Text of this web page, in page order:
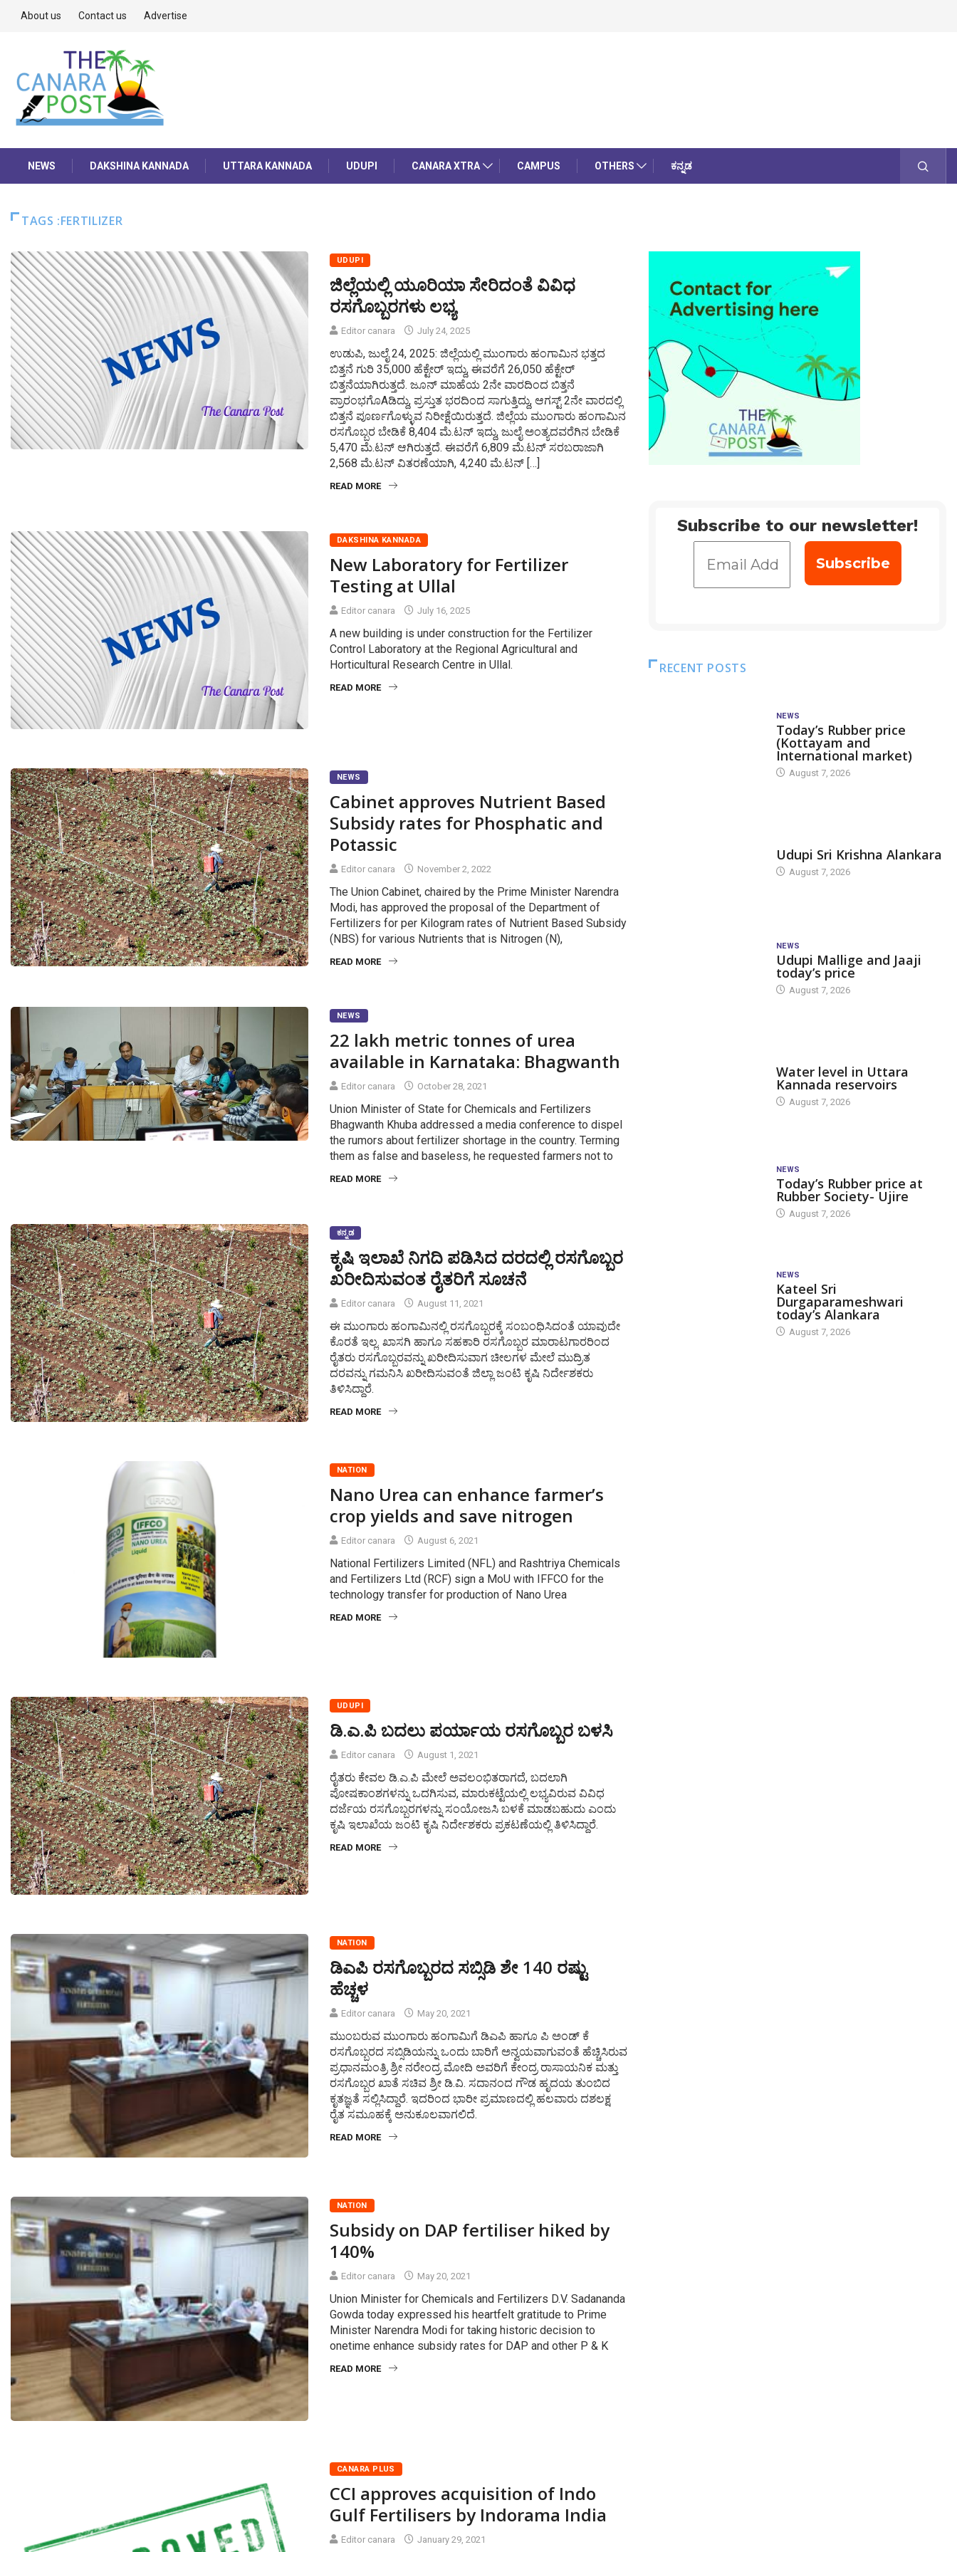
About us Contact us Advertise
NEWS DAKSHINA KANNADA UTTARA KANNADA UDUPI CANARA XTRA CAMPUS OTHERS ಕನ್ನಡ
TAGS :FERTILIZER
UDUPI
ಜಿಲ್ಲೆಯಲ್ಲಿ ಯೂರಿಯಾ ಸೇರಿದಂತೆ ವಿವಿಧ
ರಸಗೊಬ್ಬರಗಳು ಲಭ್ಯ
Editor canara July 24, 2025
ಉಡುಪಿ, ಜುಲೈ 24, 2025: ಜಿಲ್ಲೆಯಲ್ಲಿ ಮುಂಗಾರು ಹಂಗಾಮಿನ ಭತ್ತದ
ಬಿತ್ತನೆ ಗುರಿ 35,000 ಹೆಕ್ಟೇರ್ ಇದ್ದು, ಈವರೆಗೆ 26,050 ಹೆಕ್ಟೇರ್
ಬಿತ್ತನೆಯಾಗಿರುತ್ತದೆ. ಜೂನ್ ಮಾಹೆಯ 2ನೇ ವಾರದಿಂದ ಬಿತ್ತನೆ
ಪ್ರಾರಂಭಗೊAಡಿದ್ದು, ಪ್ರಸ್ತುತ ಭರದಿಂದ ಸಾಗುತ್ತಿದ್ದು, ಆಗಸ್ಟ್ 2ನೇ ವಾರದಲ್ಲಿ
ಬಿತ್ತನೆ ಪೂರ್ಣಗೊಳ್ಳುವ ನಿರೀಕ್ಷೆಯಿರುತ್ತದೆ. ಜಿಲ್ಲೆಯ ಮುಂಗಾರು ಹಂಗಾಮಿನ
ರಸಗೊಬ್ಬರ ಬೇಡಿಕೆ 8,404 ಮೆ.ಟನ್ ಇದ್ದು, ಜುಲೈ ಅಂತ್ಯದವರೆಗಿನ ಬೇಡಿಕೆ
5,470 ಮೆ.ಟನ್ ಆಗಿರುತ್ತದೆ. ಈವರೆಗೆ 6,809 ಮೆ.ಟನ್ ಸರಬರಾಜಾಗಿ
2,568 ಮೆ.ಟನ್ ವಿತರಣೆಯಾಗಿ, 4,240 ಮೆ.ಟನ್ […]
READ MORE
DAKSHINA KANNADA
New Laboratory for Fertilizer
Testing at Ullal
Editor canara July 16, 2025
A new building is under construction for the Fertilizer
Control Laboratory at the Regional Agricultural and
Horticultural Research Centre in Ullal.
READ MORE
NEWS
Cabinet approves Nutrient Based
Subsidy rates for Phosphatic and
Potassic
Editor canara November 2, 2022
The Union Cabinet, chaired by the Prime Minister Narendra
Modi, has approved the proposal of the Department of
Fertilizers for per Kilogram rates of Nutrient Based Subsidy
(NBS) for various Nutrients that is Nitrogen (N),
READ MORE
NEWS
22 lakh metric tonnes of urea
available in Karnataka: Bhagwanth
Editor canara October 28, 2021
Union Minister of State for Chemicals and Fertilizers
Bhagwanth Khuba addressed a media conference to dispel
the rumors about fertilizer shortage in the country. Terming
them as false and baseless, he requested farmers not to
READ MORE
ಕನ್ನಡ
ಕೃಷಿ ಇಲಾಖೆ ನಿಗದಿ ಪಡಿಸಿದ ದರದಲ್ಲಿ ರಸಗೊಬ್ಬರ
ಖರೀದಿಸುವಂತ ರೈತರಿಗೆ ಸೂಚನೆ
Editor canara August 11, 2021
ಈ ಮುಂಗಾರು ಹಂಗಾಮಿನಲ್ಲಿ ರಸಗೊಬ್ಬರಕ್ಕೆ ಸಂಬಂಧಿಸಿದಂತೆ ಯಾವುದೇ
ಕೊರತೆ ಇಲ್ಲ. ಖಾಸಗಿ ಹಾಗೂ ಸಹಕಾರಿ ರಸಗೊಬ್ಬರ ಮಾರಾಟಗಾರರಿಂದ
ರೈತರು ರಸಗೊಬ್ಬರವನ್ನು ಖರೀದಿಸುವಾಗ ಚೀಲಗಳ ಮೇಲೆ ಮುದ್ರಿತ
ದರವನ್ನು ಗಮನಿಸಿ ಖರೀದಿಸುವಂತೆ ಜಿಲ್ಲಾ ಜಂಟಿ ಕೃಷಿ ನಿರ್ದೇಶಕರು
ತಿಳಿಸಿದ್ದಾರೆ.
READ MORE
NATION
Nano Urea can enhance farmer’s
crop yields and save nitrogen
Editor canara August 6, 2021
National Fertilizers Limited (NFL) and Rashtriya Chemicals
and Fertilizers Ltd (RCF) sign a MoU with IFFCO for the
technology transfer for production of Nano Urea
READ MORE
UDUPI
ಡಿ.ಎ.ಪಿ ಬದಲು ಪರ್ಯಾಯ ರಸಗೊಬ್ಬರ ಬಳಸಿ
Editor canara August 1, 2021
ರೈತರು ಕೇವಲ ಡಿ.ಎ.ಪಿ ಮೇಲೆ ಅವಲಂಭಿತರಾಗದೆ, ಬದಲಾಗಿ
ಪೋಷಕಾಂಶಗಳನ್ನು ಒದಗಿಸುವ, ಮಾರುಕಟ್ಟೆಯಲ್ಲಿ ಲಭ್ಯವಿರುವ ವಿವಿಧ
ದರ್ಜೆಯ ರಸಗೊಬ್ಬರಗಳನ್ನು ಸಂಯೋಜಸಿ ಬಳಕೆ ಮಾಡಬಹುದು ಎಂದು
ಕೃಷಿ ಇಲಾಖೆಯ ಜಂಟಿ ಕೃಷಿ ನಿರ್ದೇಶಕರು ಪ್ರಕಟಣೆಯಲ್ಲಿ ತಿಳಿಸಿದ್ದಾರೆ.
READ MORE
NATION
ಡಿಎಪಿ ರಸಗೊಬ್ಬರದ ಸಬ್ಸಿಡಿ ಶೇ 140 ರಷ್ಟು
ಹೆಚ್ಚಳ
Editor canara May 20, 2021
ಮುಂಬರುವ ಮುಂಗಾರು ಹಂಗಾಮಿಗೆ ಡಿಎಪಿ ಹಾಗೂ ಪಿ ಅಂಡ್ ಕೆ
ರಸಗೊಬ್ಬರದ ಸಬ್ಸಿಡಿಯನ್ನು ಒಂದು ಬಾರಿಗೆ ಅನ್ವಯವಾಗುವಂತೆ ಹೆಚ್ಚಿಸಿರುವ
ಪ್ರಧಾನಮಂತ್ರಿ ಶ್ರೀ ನರೇಂದ್ರ ಮೋದಿ ಅವರಿಗೆ ಕೇಂದ್ರ ರಾಸಾಯನಿಕ ಮತ್ತು
ರಸಗೊಬ್ಬರ ಖಾತೆ ಸಚಿವ ಶ್ರೀ ಡಿ.ವಿ. ಸದಾನಂದ ಗೌಡ ಹೃದಯ ತುಂಬಿದ
ಕೃತಜ್ಞತೆ ಸಲ್ಲಿಸಿದ್ದಾರೆ. ಇದರಿಂದ ಭಾರೀ ಪ್ರಮಾಣದಲ್ಲಿ ಹಲವಾರು ದಶಲಕ್ಷ
ರೈತ ಸಮೂಹಕ್ಕೆ ಅನುಕೂಲವಾಗಲಿದೆ.
READ MORE
NATION
Subsidy on DAP fertiliser hiked by
140%
Editor canara May 20, 2021
Union Minister for Chemicals and Fertilizers D.V. Sadananda
Gowda today expressed his heartfelt gratitude to Prime
Minister Narendra Modi for taking historic decision to
onetime enhance subsidy rates for DAP and other P & K
READ MORE
CANARA PLUS
CCI approves acquisition of Indo
Gulf Fertilisers by Indorama India
Editor canara January 29, 2021
Subscribe to our newsletter!
RECENT POSTS
NEWS
Today’s Rubber price
(Kottayam and
International market)
August 7, 2026
Udupi Sri Krishna Alankara
August 7, 2026
NEWS
Udupi Mallige and Jaaji
today’s price
August 7, 2026
Water level in Uttara
Kannada reservoirs
August 7, 2026
NEWS
Today’s Rubber price at
Rubber Society- Ujire
August 7, 2026
NEWS
Kateel Sri
Durgaparameshwari
today’s Alankara
August 7, 2026